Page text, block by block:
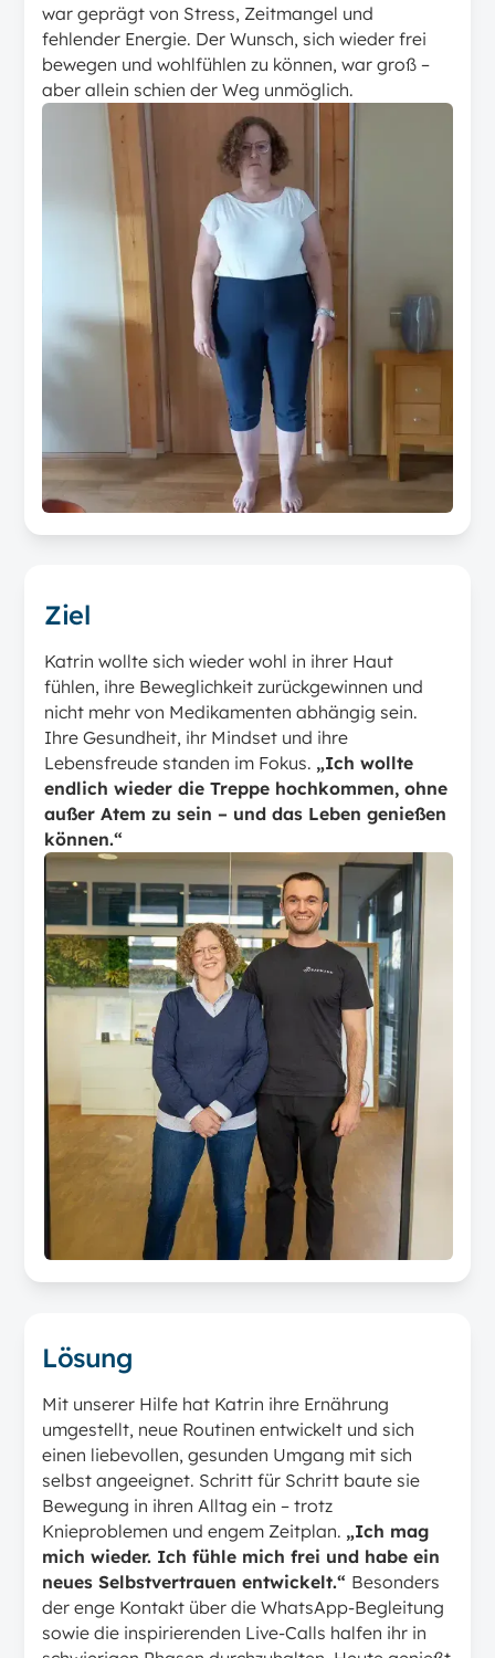
war geprägt von Stress, Zeitmangel und
fehlender Energie. Der Wunsch, sich wieder frei
bewegen und wohlfühlen zu können, war groß –
aber allein schien der Weg unmöglich.
Ziel
Katrin wollte sich wieder wohl in ihrer Haut
fühlen, ihre Beweglichkeit zurückgewinnen und
nicht mehr von Medikamenten abhängig sein.
Ihre Gesundheit, ihr Mindset und ihre
Lebensfreude standen im Fokus. „Ich wollte
endlich wieder die Treppe hochkommen, ohne
außer Atem zu sein – und das Leben genießen
können.“
Lösung
Mit unserer Hilfe hat Katrin ihre Ernährung
umgestellt, neue Routinen entwickelt und sich
einen liebevollen, gesunden Umgang mit sich
selbst angeeignet. Schritt für Schritt baute sie
Bewegung in ihren Alltag ein – trotz
Knieproblemen und engem Zeitplan. „Ich mag
mich wieder. Ich fühle mich frei und habe ein
neues Selbstvertrauen entwickelt.“ Besonders
der enge Kontakt über die WhatsApp-Begleitung
sowie die inspirierenden Live-Calls halfen ihr in